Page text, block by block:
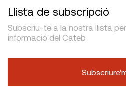
Llista de subscripció
Subscriu-te a la nostra llista
informació del Cateb